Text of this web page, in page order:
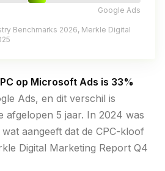
Google Ads
Benchmarks 2026, Merkle Digital
op Microsoft Ads is 33%
Ads, en dit verschil is
afgelopen 5 jaar. In 2024 was
aangeeft dat de CPC-kloof
Digital Marketing Report Q4